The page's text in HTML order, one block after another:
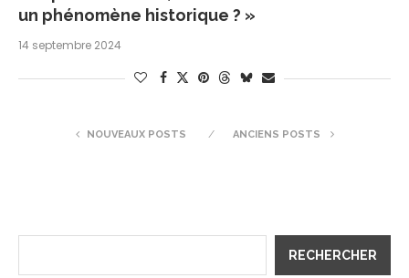
un phénomène historique ? »
14 septembre 2024
NOUVEAUX POSTS ANCIENS POSTS
RECHERCHER